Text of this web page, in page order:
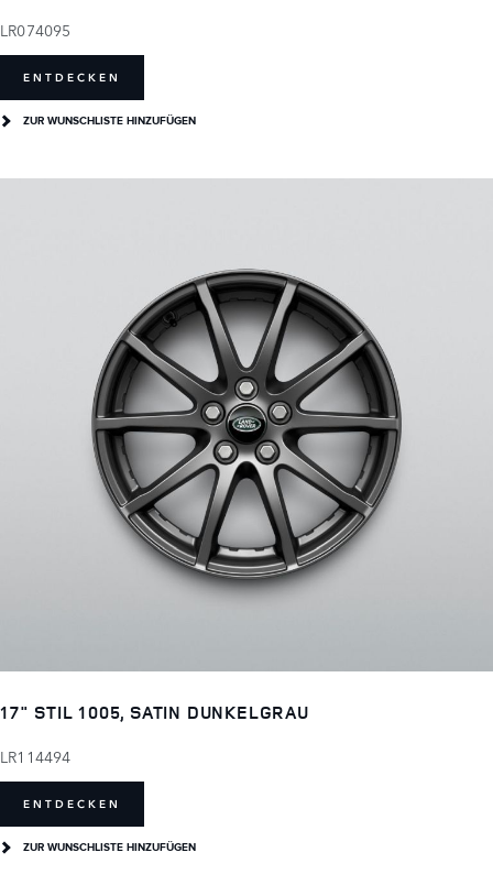
LR074095
ENTDECKEN
ZUR WUNSCHLISTE HINZUFÜGEN
17" STIL 1005, SATIN DUNKELGRAU
LR114494
ENTDECKEN
ZUR WUNSCHLISTE HINZUFÜGEN